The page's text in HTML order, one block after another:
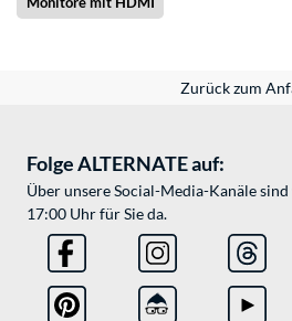
Zurück zum
Folge ALTERNATE auf:
Über unsere Social-Media-Kanäle
17:00 Uhr für Sie da.